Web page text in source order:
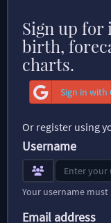
Sign up for
birth,
charts.
Sign in with
Or register using
Username
Your username
Email address